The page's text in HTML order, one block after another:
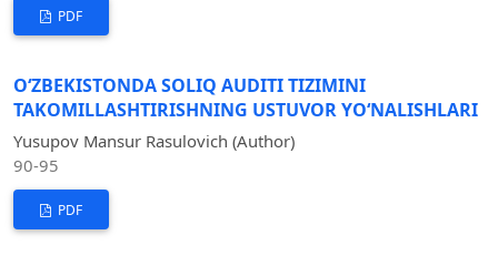
PDF
O‘ZBEKISTONDA SOLIQ AUDITI TIZIMINI
TAKOMILLASHTIRISHNING USTUVOR YO‘NALISHLARI
Yusupov Mansur Rasulovich (Author)
90-95
PDF